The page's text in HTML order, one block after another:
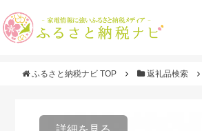
ふるさと納税ナビ TOP 返礼品検索